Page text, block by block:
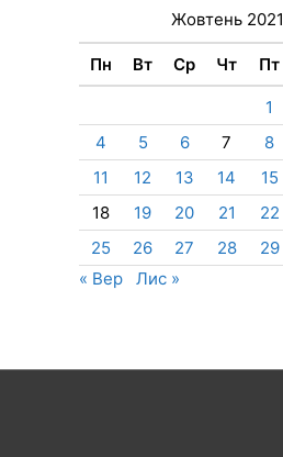
Жовтень 2021
Пн Вт Ср Чт Пт
1
4
5 6 7 8
11
12 13 14 15
18
19 20 21 22
25
26 27 28 29
« Вер
Лис »